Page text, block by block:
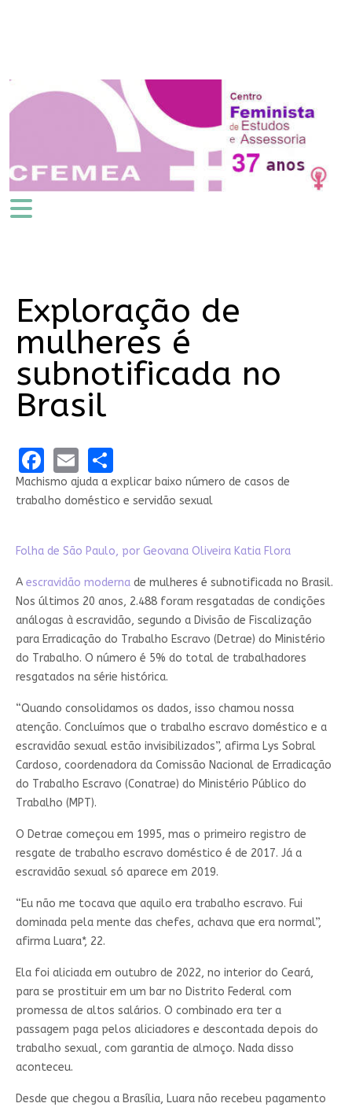
Exploração de
mulheres é
subnotificada no
Brasil
Facebook
EmailShare
Machismo ajuda a explicar baixo número de casos de
trabalho doméstico e servidão sexual
Folha de São Paulo, por Geovana Oliveira Katia Flora
A escravidão modernade mulheres é subnotificada no Brasil.
Nos últimos 20 anos, 2.488 foram resgatadas de condições
análogas à escravidão, segundo a Divisão de Fiscalização
para Erradicação do Trabalho Escravo (Detrae) do Ministério
do Trabalho. O número é 5% do total de trabalhadores
resgatados na série histórica.
“Quando consolidamos os dados, isso chamou nossa
atenção. Concluímos que o trabalho escravo doméstico e a
escravidão sexual estão invisibilizados”, afirma Lys Sobral
Cardoso, coordenadora da Comissão Nacional de Erradicação
do Trabalho Escravo (Conatrae) do Ministério Público do
Trabalho (MPT).
O Detrae começou em 1995, mas o primeiro registro de
resgate de trabalho escravo doméstico é de 2017. Já a
escravidão sexual só aparece em 2019.
“Eu não me tocava que aquilo era trabalho escravo. Fui
dominada pela mente das chefes, achava que era normal”,
afirma Luara*, 22.
Ela foi aliciada em outubro de 2022, no interior do Ceará,
para se prostituir em um bar no Distrito Federal com
promessa de altos salários. O combinado era ter a
passagem paga pelos aliciadores e descontada depois do
trabalho sexual, com garantia de almoço. Nada disso
aconteceu.
Desde que chegou a Brasília, Luara não recebeu pagamento